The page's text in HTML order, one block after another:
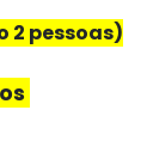
2 pessoas)